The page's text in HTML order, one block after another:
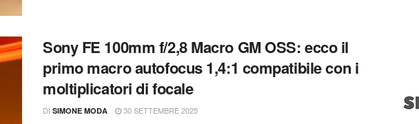
Sony FE 100mm f/2,8 Macro GM OSS: ecco il
primo macro autofocus 1,4:1 compatibile con i
moltiplicatori di focale
DI SIMONE MODA 30 SETTEMBRE 2025